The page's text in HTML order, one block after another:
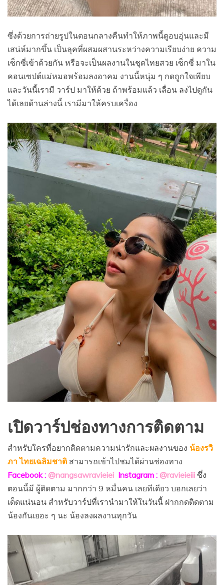
ซึ่งด้วยการถ่ายรูปในตอนกลางคืนทำให้ภาพนี้ดูอบอุ่นและมี
เสน่ห์มากขึ้น เป็นลุคที่ผสมผสานระหว่างความเรียบง่าย ความ
เซ็กซี่เข้าด้วยกัน หรือจะเป็นผลงานในชุดไทยสวย เซ็กซี่ มาใน
คอนเซปต์แม่หมอพร้อมลงอาคม งานนี้หนุ่ม ๆ กดถูกใจเพียบ
และวันนี้เรามี วาร์ป มาให้ด้วย ถ้าพร้อมแล้ว เลื่อน ลงไปดูกัน
ได้เลยด้านล่างนี้ เรามีมาให้ครบเครื่อง
เปิดวาร์ปช่องทางการติดตาม
สำหรับใครที่อยากติดตามความน่ารักและผลงานของ น้องรวิ
ภา ไทยเฉลิมชาติ สามารถเข้าไปชมได้ผ่านช่องทาง
Facebook : @nangsawravieiei Instagram : @ravieieiii ซึ่ง
ตอนนี้มี ผู้ติดตาม มากกว่า 9 หมื่นคน เลยทีเดียว บอกเลยว่า
เด็ดแน่นอน สำหรับวาร์ปที่เรานำมาให้ในวันนี้ ฝากกดติดตาม
น้องกันเยอะ ๆ นะ น้องลงผลงานทุกวัน